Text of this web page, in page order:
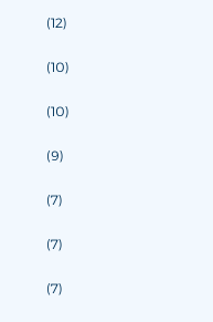
(12)
(10)
(10)
(9)
(7)
(7)
(7)